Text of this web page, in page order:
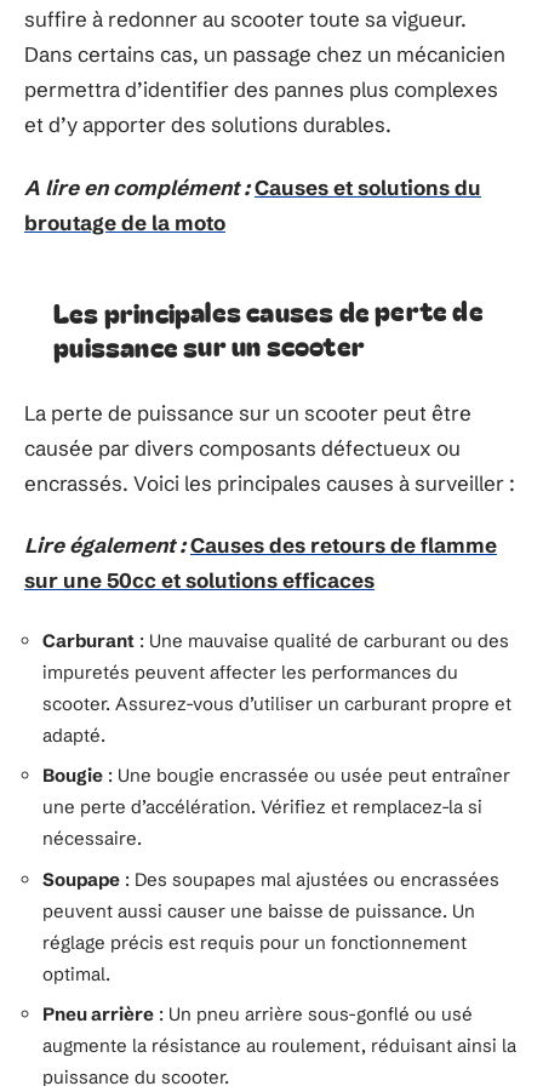
suffire à redonner au scooter toute sa vigueur.
Dans certains cas, un passage chez un mécanicien
permettra d’identifier des pannes plus complexes
et d’y apporter des solutions durables.
A lire en complément :Causes et solutions du
broutage de la moto
Les principales causes de perte de
puissance sur un scooter
La perte de puissance sur un scooter peut être
causée par divers composants défectueux ou
encrassés. Voici les principales causes à surveiller :
Lire également :Causes des retours de flamme
sur une 50cc et solutions efficaces
Carburant : Une mauvaise qualité de carburant ou des
impuretés peuvent affecter les performances du
scooter. Assurez-vous d’utiliser un carburant propre et
adapté.
Bougie : Une bougie encrassée ou usée peut entraîner
une perte d’accélération. Vérifiez et remplacez-la si
nécessaire.
Soupape : Des soupapes mal ajustées ou encrassées
peuvent aussi causer une baisse de puissance. Un
réglage précis est requis pour un fonctionnement
optimal.
Pneu arrière : Un pneu arrière sous-gonflé ou usé
augmente la résistance au roulement, réduisant ainsi la
puissance du scooter.